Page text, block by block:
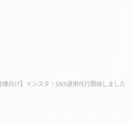
様向け】インスタ・SNS運用代行開始しました